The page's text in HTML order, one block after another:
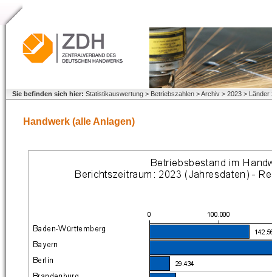
Sie befinden sich hier: Statistikauswertung > Betriebszahlen > Archiv > 2023 > Länder
Handwerk (alle Anlagen)